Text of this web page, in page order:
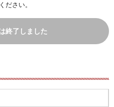
ださい。
終了しました